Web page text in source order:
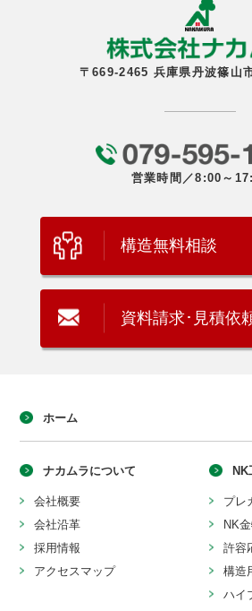
〒669-2465 兵庫県丹波篠山
営業時間／8:00～
構造無料相談
資料請求･見積依
ホーム
ナカムラについて
会社概要
会社沿革
採用情報
アクセスマップ
NK
プレ
NK
許容
構造
ハイ